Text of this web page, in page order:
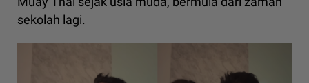
sekolah lagi.